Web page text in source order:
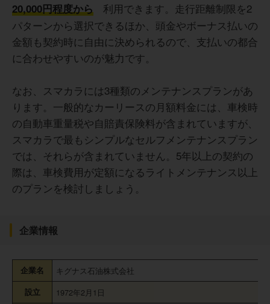
20,000円程度から
利用できます。走行距離制限を2
パターンから選択できるほか、頭金やボーナス払いの
金額も契約時に自由に決められるので、支払いの都合
に合わせやすいのが魅力です。
なお、スマカラには3種類のメンテナンスプランがあ
ります。一般的なカーリースの月額料金には、車検時
の自動車重量税や自賠責保険料が含まれていますが、
スマカラで最もシンプルなセルフメンテナンスプラン
では、それらが含まれていません。5年以上の契約の
際は、車検費用が定額になるライトメンテナンス以上
のプランを検討しましょう。
企業情報
企業名 キグナス石油株式会社
設立 1972年2月1日